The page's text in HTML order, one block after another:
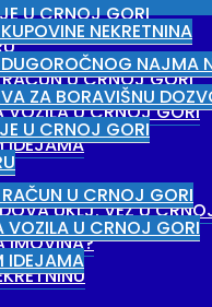
U CRNOJ GORI
U CRNOJ GORI
VOZILA U CRNOJ GORI
IDEJAMA
UKLJ. VEZ U
IMOVINA?
NEKRETNINA
NAJMA
ZA BORAVIŠNU
U CRNOJ GORI
U CRNOJ GORI
VOZILA U CRNOJ GORI
IDEJAMA